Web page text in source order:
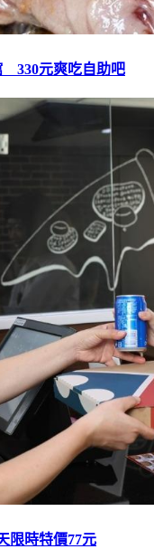
330元爽吃自助吧
限時特價77元